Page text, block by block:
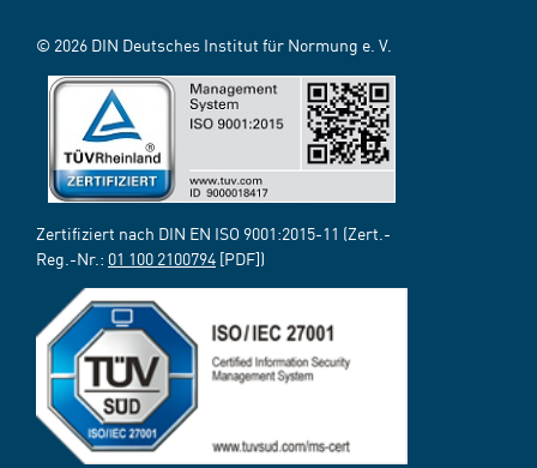
© 2026 DIN Deutsches Institut für Normung e. V.
Zertifiziert nach DIN EN ISO 9001:2015-11 (Zert.-
Reg.-Nr.: 01 100 2100794 [PDF])